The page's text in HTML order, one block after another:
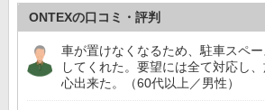
ONTEXの口コミ・評判
車が置けなくなるため、駐車スペ
してくれた。要望には全て対応し
心出来た。（60代以上／男性）